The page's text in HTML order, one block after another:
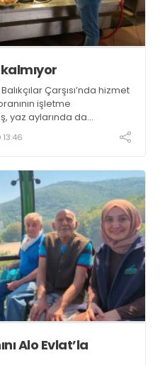
Çarşısı’nda hizmet
işletme
yaz aylarında da
ifade ederek “Yıl
bulmak mümkün
13:46
Alo Evlat’la